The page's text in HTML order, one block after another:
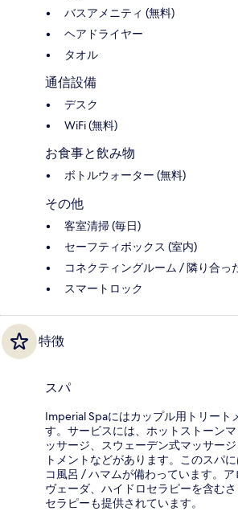
バスアメニティ (無料)
ヘアドライヤー
タオル
通信設備
デスク
WiFi (無料)
お食事と飲み物
ボトルウォーター (無料)
その他
客室清掃 (毎日)
セーフティボックス (室内)
コネクティングルーム / 隣り合っ
スマートロック
特徴
スパ
Imperial Spaにはカップル用トリート
す。サービスには、ホットストーン
ッサージ、スウェーデン式マッサー
トメントなどがあります。このスパ
コ風呂 / ハマムが備わっています。
ヴェーダ、ハイドロセラピーを含む
セラピーも提供されています。